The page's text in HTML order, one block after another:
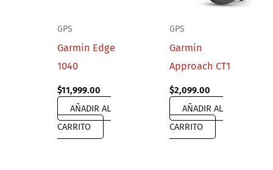
GPS
Garmin Edge
1040
$11,999.00
AÑADIR AL
CARRITO
GPS
Garmin
Approach CT1
$2,099.00
AÑADIR AL
CARRITO